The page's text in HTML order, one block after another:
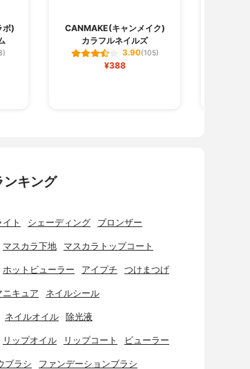
ボ)
CANMAKE(キャンメイク)
カラフルネイルズ
3.90(105)
¥388
ンキング
ト シェーディング ブロンザー
マスカラ下地 マスカラトップコート
ホットビューラー アイプチ つけまつげ
ニキュア ネイルシール
ネイルオイル 除光液
リップオイル リップコート ビューラー
ブラシ ファンデーションブラシ